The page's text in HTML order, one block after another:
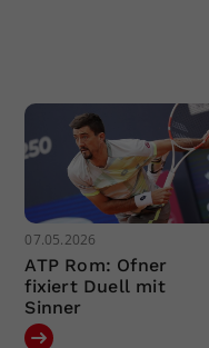
07.05.2026
ATP Rom: Ofner
fixiert Duell mit
Sinner